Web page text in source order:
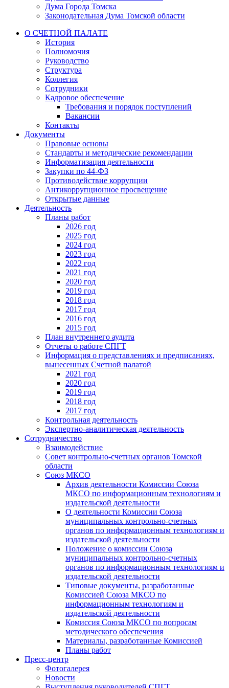
Дума Города Томска
Законодательная Дума Томской области
О СЧЕТНОЙ ПАЛАТЕ
История
Полномочия
Руководство
Структура
Коллегия
Сотрудники
Кадровое обеспечение
Требования и порядок поступлений
Вакансии
Контакты
Документы
Правовые основы
Стандарты и методические рекомендации
Информатизация деятельности
Закупки по 44-ФЗ
Противодействие коррупции
Антикоррупционное просвещение
Открытые данные
Деятельность
Планы работ
2026 год
2025 год
2024 год
2023 год
2022 год
2021 год
2020 год
2019 год
2018 год
2017 год
2016 год
2015 год
План внутреннего аудита
Отчеты о работе СПГТ
Информация о представлениях и предписаниях,
вынесенных Счетной палатой
2021 год
2020 год
2019 год
2018 год
2017 год
Контрольная деятельность
Экспертно-аналитическая деятельность
Сотрудничество
Взаимодействие
Совет контрольно-счетных органов Томской
области
Союз МКСО
Архив деятельности Комиссии Союза
МКСО по информационным технологиям и
издательской деятельности
О деятельности Комиссии Союза
муниципальных контрольно-счетных
органов по информационным технологиям и
издательской деятельности
Положение о комиссии Союза
муниципальных контрольно-счетных
органов по информационным технологиям и
издательской деятельности
Типовые документы, разработанные
Комиссией Союза МКСО по
информационным технологиям и
издательской деятельности
Комиссия Союза МКСО по вопросам
методического обеспечения
Материалы, разработанные Комиссией
Планы работ
Пресс-центр
Фотогалерея
Новости